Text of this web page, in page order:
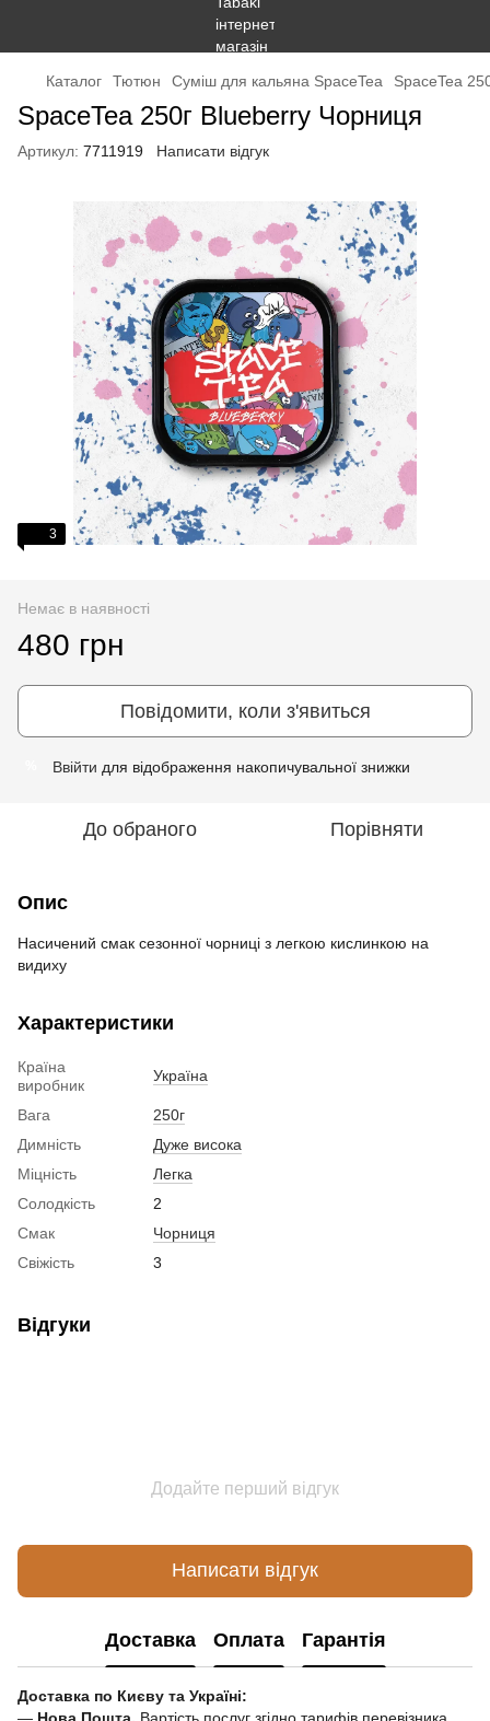
Каталог Тютюн Суміш для кальяна SpaceTea SpaceTea
SpaceTea 250г Blueberry Чорниця
Артикул: 7711919 Написати відгук
3
Немає в наявності
480 грн
Повідомити, коли з'явиться
Ввійти для відображення накопичувальної знижки
До обраного Порівняти
Опис
Насичений смак сезонної чорниці з легкою кислинкою на
видиху
Характеристики
Країна
виробник
Україна
Вага
250г
Димність
Дуже висока
Міцність
Легка
Солодкість
2
Смак
Чорниця
Свіжість
3
Відгуки
Додайте перший відгук
Написати відгук
Доставка Оплата Гарантія
Доставка по Києву та Україні:
— Нова Пошта. Вартість послуг згідно тарифів перевізника.